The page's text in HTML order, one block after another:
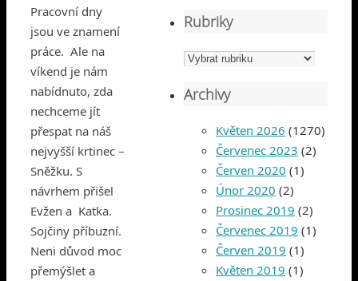
Pracovní dny
jsou ve znamení
práce. Ale na
víkend je nám
nabídnuto, zda
nechceme jít
přespat na náš
nejvyšší krtinec –
Sněžku. S
návrhem přišel
Evžen a Katka.
Sojčiny příbuzní.
Neni důvod moc
přemýšlet a
Rubriky
Rubriky
Archivy
Květen 2026 (1270)
Červenec 2023 (2)
Červen 2020 (1)
Únor 2020 (2)
Prosinec 2019 (2)
Červenec 2019 (1)
Červen 2019 (1)
Květen 2019 (1)